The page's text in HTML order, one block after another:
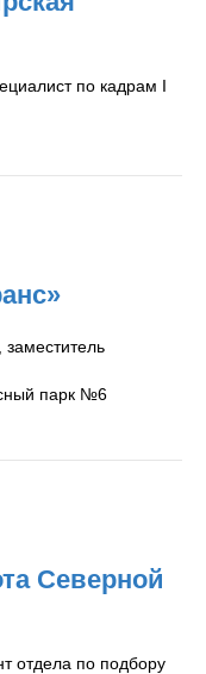
по кадрам I
, заместитель
парк №6
Северной
отдела по подбору